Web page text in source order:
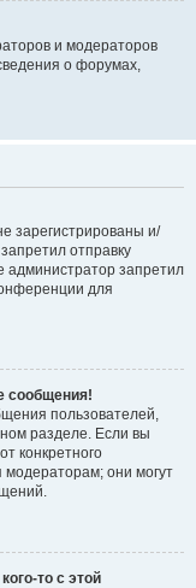
и модераторов
о форумах,
зарегистрированы и/
отправку
запретил
для
сообщения!
пользователей,
разделе. Если вы
конкретного
они могут
то с этой